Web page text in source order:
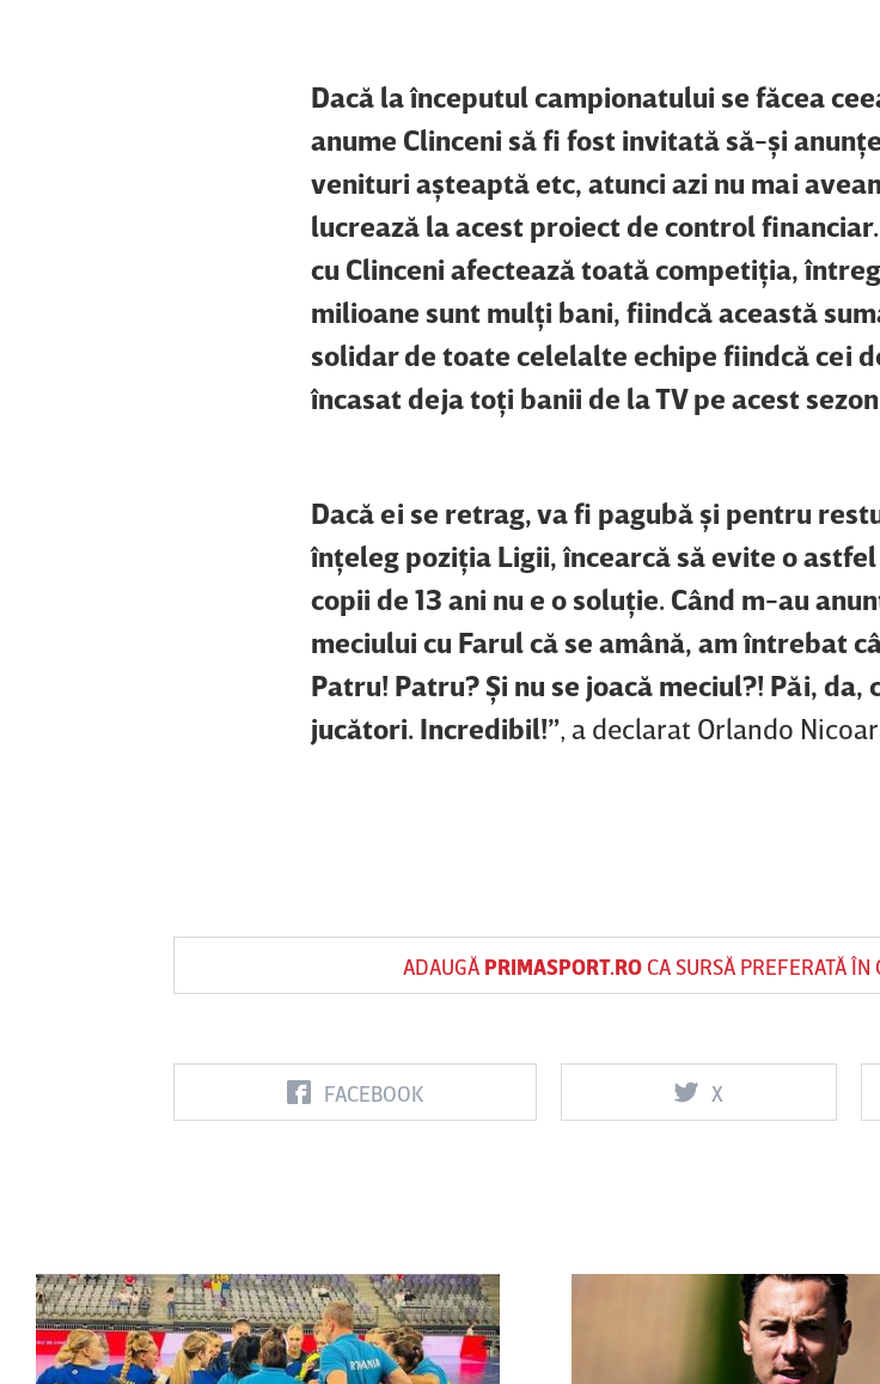
Dacă la începutul campionatului se făcea
anume Clinceni să fi fost invitată să-şi
venituri aşteaptă etc, atunci azi nu mai
lucrează la acest proiect de control
cu Clinceni afectează toată competiţia,
milioane sunt mulţi bani, fiindcă această
solidar de toate celelalte echipe fiindcă cei
încasat deja toţi banii de la TV pe acest
Dacă ei se retrag, va fi pagubă şi pentru
înţeleg poziţia Ligii, încearcă să evite o
copii de 13 ani nu e o soluţie. Când m-au
meciului cu Farul că se amână, am întrebat
Patru! Patru? Şi nu se joacă meciul?! Păi, da,
jucători. Incredibil!”, a declarat Orlando
ADAUGĂ PRIMASPORT.ROCA SURSĂ PREFERATĂ ÎN
FACEBOOK X